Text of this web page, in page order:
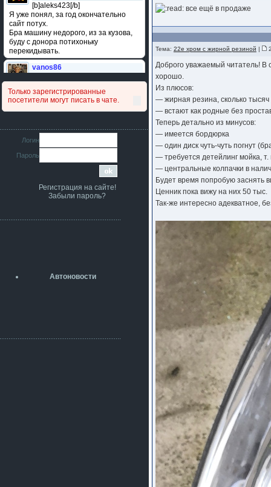
[b]aleks423[/b]
Я уже понял, за год окончательно
сайт потух.
Бра машину недорого, из за кузова,
буду с донора потихоньку
перекидывать.
vanos86
сравнивал подушку акпп бензиновой и
дизельной машины намера
4578063AG и 4578061AG? По фото
iMrCoffeeBLR4
11 июля 2026
[b]era124[/b],
Ага понял буду знать спасибо
era124
7 июля 2026
разболтовка 5х114.3 спокойно
А здесь уже кладбищенская тишина...
Только зарегистрированные
посетители могут писать в чате.
Логин
Пароль
Регистрация на сайте!
Забыли пароль?
Автоновости
все ещё в продаже
Тема: 22е хром с жирной резиной |
Доброго уважаемый читатель! В
хорошо.
Из плюсов:
— жирная резина, сколько тысяч
— встают как родные без
Теперь детально из минусов:
— имеется бордюрка
— один диск чуть-чуть погнут
— требуется детейлинг мойка,
— центральные колпачки в
Будет время попробую заснять
Ценник пока вижу на них 50 тыс.
Так-же интересно адекватное,